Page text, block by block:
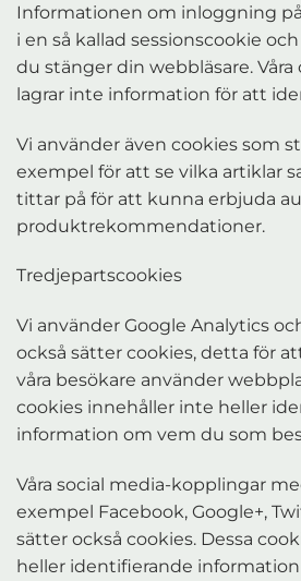
Informationen om inloggning på
i en så kallad sessionscookie
du stänger din webbläsare. Våra
lagrar inte information för att
Vi använder även cookies som
exempel för att se vilka artiklar
tittar på för att kunna erbjuda
produktrekommendationer.
Tredjepartscookies
Vi använder Google Analytics
också sätter cookies, detta för
våra besökare använder
cookies innehåller inte heller
information om vem du som
Våra social media-kopplingar
exempel Facebook, Google+,
sätter också cookies. Dessa
heller identifierande